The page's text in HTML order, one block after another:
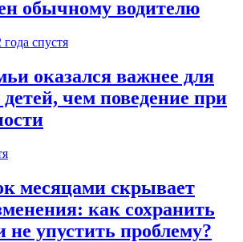
обычному водителю
года спустя
оказался важнее для
детей, чем поведение при
месяцами скрывает
как сохранить
не упустить проблему?